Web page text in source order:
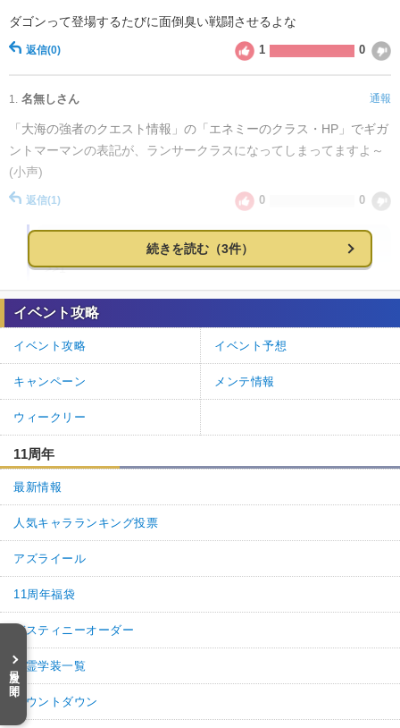
ダゴンって登場するたびに面倒臭い戦闘させるよな
返信(0) 1 0
1. 名無しさん 通報
「大海の強者のクエスト情報」の「エネミーのクラス・HP」でギガ
ントマーマンの表記が、ランサークラスになってしまってますよ～
(小声)
返信(1) 0 0
FGO攻略班＠神ゲー攻略 通報
>>1
コメントによるご指摘ありがとうございます。
該当クラスの表記ミスを修正いたしました。
続きを読む（3件）
目次を開く
イベント攻略
イベント攻略 イベント予想
キャンペーン メンテ情報
ウィークリー
11周年
最新情報
人気キャラランキング投票
アズライール
11周年福袋
デスティニーオーダー
英霊学装一覧
カウントダウン